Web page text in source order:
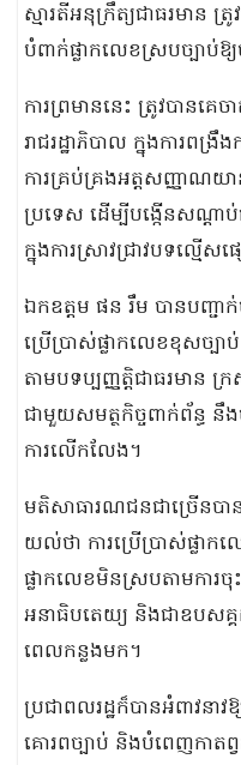
ស្មារតីអនុក្រឹត្យជាធរមាន
បំពាក់ផ្លាកលេខស្របច្បាប់ឱ្
ការព្រមាននេះ ត្រូវបានគ
រាជរដ្ឋាភិបាល ក្នុងការពង្រឹ
ការគ្រប់គ្រងអត្តសញ្ញាណយ
ប្រទេស ដើម្បីបង្កើនសណ្ដា
ក្នុងការស្រាវជ្រាវបទល្មើស
ឯកឧត្ដម ផន រឹម បានបញ្ជា
ប្រើប្រាស់ផ្លាកលេខខុសច្ប
តាមបទប្បញ្ញត្តិជាធរមាន
ជាមួយសមត្ថកិច្ចពាក់ព័ន្ធ នឹង
ការលើកលែង។
មតិសាធារណជនជាច្រើនប
យល់ថា ការប្រើប្រាស់ផ្លាកល
ផ្លាកលេខមិនស្របតាមការចុ
អនាធិបតេយ្យ និងជាឧបសគ្គ
ពេលកន្លងមក។
ប្រជាពលរដ្ឋក៏បានអំពាវន
គោរពច្បាប់ និងបំពេញកាតព្វ